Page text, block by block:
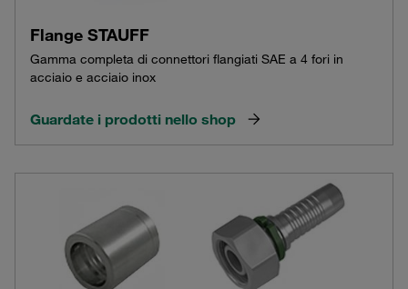
Flange STAUFF
Gamma completa di connettori flangiati SAE a 4 fori in
acciaio e acciaio inox
Guardate i prodotti nello shop